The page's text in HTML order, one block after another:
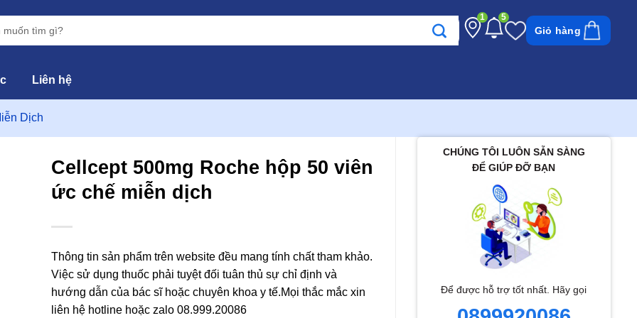
1 5
Giỏ hàng
Liên hệ
Dịch
CHÚNG TÔI LUÔN SẴN SÀNG
ĐỂ GIÚP ĐỠ BẠN
Để được hỗ trợ tốt nhất. Hãy gọi
Cellcept 500mg Roche hộp 50 viên
ức chế miễn dịch
Thông tin sản phẩm trên website đều mang tính chất tham khảo.
Việc sử dụng thuốc phải tuyệt đối tuân thủ sự chỉ định và
hướng dẫn của bác sĩ hoặc chuyên khoa y tế.Mọi thắc mắc xin
liên hệ hotline hoặc zalo 08.999.20086